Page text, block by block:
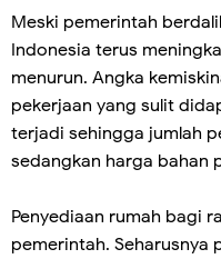
Meski pemerintah
Indonesia terus
menurun. Angka
pekerjaan yang sulit
terjadi sehingga jumlah
sedangkan harga bahan
Penyediaan rumah bagi
pemerintah. Seharusnya